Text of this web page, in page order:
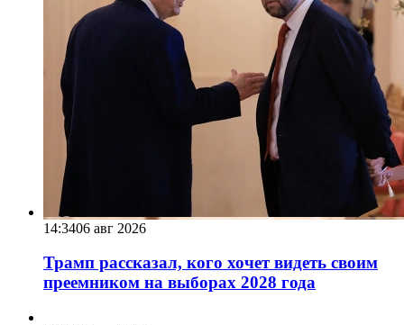
14:3406 авг 2026
Трамп рассказал, кого хочет видеть своим
преемником на выборах 2028 года